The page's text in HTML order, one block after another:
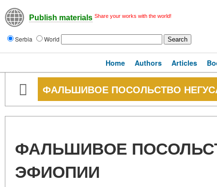
Publish materials Share your works with the world!
Serbia World
Home Authors Articles
ФАЛЬШИВОЕ ПОСОЛЬСТВО
ФАЛЬШИВОЕ
ЭФИОПИИ